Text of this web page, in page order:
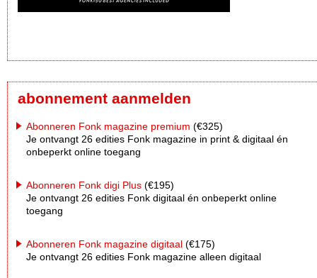
abonnement aanmelden
Abonneren Fonk magazine premium (€325)
Je ontvangt 26 edities Fonk magazine in print & digitaal én
onbeperkt online toegang
Abonneren Fonk digi Plus (€195)
Je ontvangt 26 edities Fonk digitaal én onbeperkt online
toegang
Abonneren Fonk magazine digitaal (€175)
Je ontvangt 26 edities Fonk magazine alleen digitaal